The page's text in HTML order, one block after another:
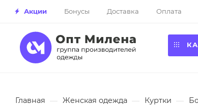
Акции Бонусы Доставка Оплата
Главная — Женская одежда — Куртки —